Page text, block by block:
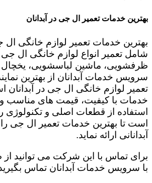
بهترین خدمات تعمیر ال جی در آبدانان
بهترین خدمات تعمیر لوازم خانگی ال
شامل تعمیر انواع لوازم خانگی ال جی
ظرفشویی، ماشین لباسشویی،
سرویس خدمات آبدانان از بهترین
تعمیر لوازم خانگی ال جی در آبدانان
خدمات با کیفیت، قیمت های مناسب
استفاده از قطعات اصلی و تکنولوژی
است تا بهترین خدمات تعمیر ال جی
آبدانانی ارائه نماید.
برای تماس با این شرکت می توانید از
با سرویس خدمات آبدانان تماس